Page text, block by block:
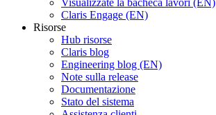
Claris Engage (EN)
Risorse
Hub risorse
Claris blog
Engineering blog (EN)
Note sulla release
Documentazione
Stato del sistema